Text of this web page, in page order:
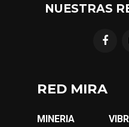
NUESTRAS
RED MIRA
MINERIA